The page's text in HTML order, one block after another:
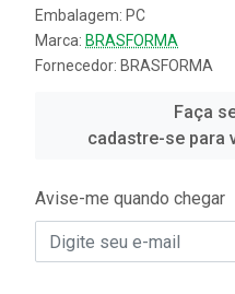
Embalagem: PC
Marca: BRASFORMA
Fornecedor: BRASFORMA
Faça
cadastre-se para
Avise-me quando chegar